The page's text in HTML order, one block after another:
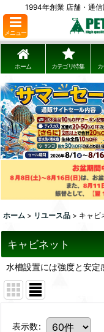
1994年創業 店舗・通
メニュー
ホーム カテゴリ特集
ホーム > リユース品 > キャビ
キャビネット
水槽設置には強度と安
表示数: